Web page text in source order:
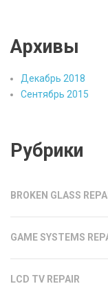
Архивы
Декабрь 2018
Сентябрь 2015
Рубрики
BROKEN GLASS
GAME SYSTEMS
LCD TV REPAIR